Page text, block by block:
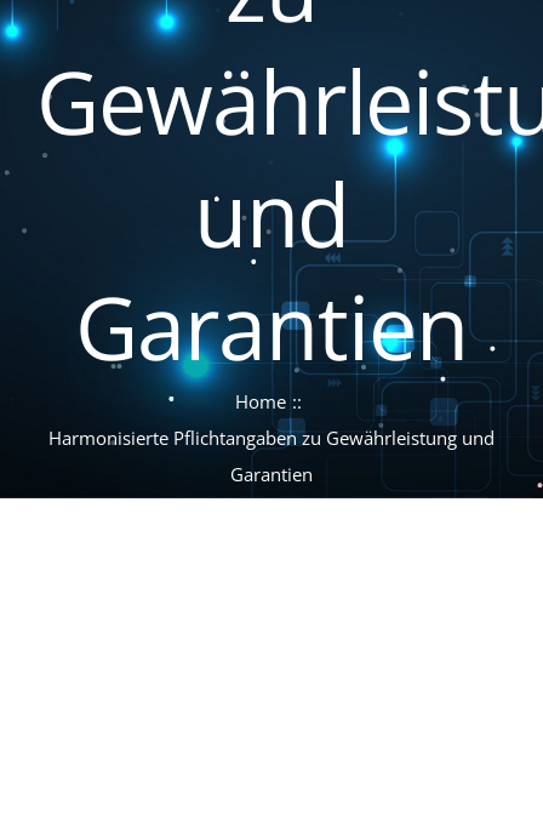
Webinare
Downloads
und
Garantien
Home
Harmonisierte Pflichtangaben zu Gewährleistung und
Garantien